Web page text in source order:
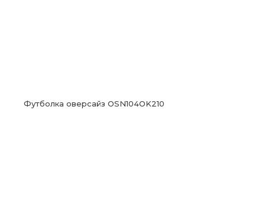
Футболка оверсайз OSN104OK210